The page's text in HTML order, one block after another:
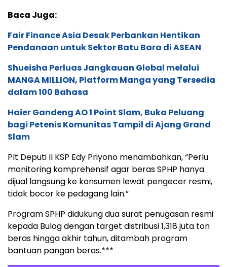
Baca Juga:
Fair Finance Asia Desak Perbankan Hentikan
Pendanaan untuk Sektor Batu Bara di ASEAN
Shueisha Perluas Jangkauan Global melalui
MANGA MILLION, Platform Manga yang Tersedia
dalam 100 Bahasa
Haier Gandeng AO 1 Point Slam, Buka Peluang
bagi Petenis Komunitas Tampil di Ajang Grand
Slam
Plt Deputi II KSP Edy Priyono menambahkan, “Perlu
monitoring komprehensif agar beras SPHP hanya
dijual langsung ke konsumen lewat pengecer resmi,
tidak bocor ke pedagang lain.”
Program SPHP didukung dua surat penugasan resmi
kepada Bulog dengan target distribusi 1,318 juta ton
beras hingga akhir tahun, ditambah program
bantuan pangan beras.***